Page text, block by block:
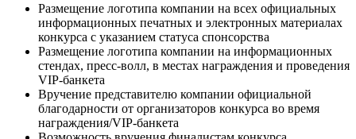
Размещение логотипа компании на всех официальных
информационных печатных и электронных материалах
конкурса с указанием статуса спонсорства
Размещение логотипа компании на информационных
стендах, пресс-волл, в местах награждения и проведения
VIP-банкета
Вручение представителю компании официальной
благодарности от организаторов конкурса во время
награждения/VIP-банкета